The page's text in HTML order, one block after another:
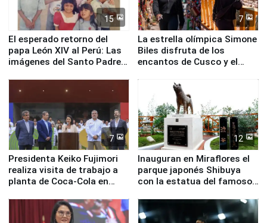
15
El esperado retorno del
papa León XIV al Perú: Las
imágenes del Santo Padre
7
La estrella olímpica Simone
Biles disfruta de los
encantos de Cusco y el
7
Presidenta Keiko Fujimori
realiza visita de trabajo a
planta de Coca-Cola en
12
Inauguran en Miraflores el
parque japonés Shibuya
con la estatua del famoso